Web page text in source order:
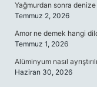
Yağmurdan sonra
Temmuz 2, 2026
Amor ne demek hangi
Temmuz 1, 2026
Alüminyum nasıl
Haziran 30, 2026